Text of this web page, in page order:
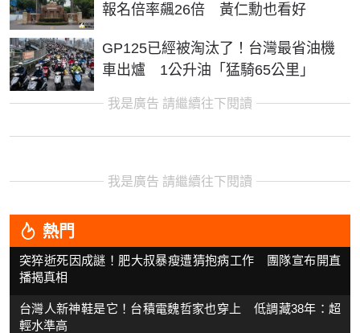
報名倍率飆26倍 黃仁勳也看好
GP125已經被淘汰了！台灣最省油機
車出爐 1公升油「猛騎65公里」
我是廣告 請繼續往下閱讀
我是廣告 請繼續往下閱讀
熱門
突猝逝死因成謎！肥大叔暴瘦遭猜抱病工作 團隊宣布開直
播揭真相
台灣人新神鞋是它！台積電魏哲家也穿上 低調藏38年：超
輕水準高